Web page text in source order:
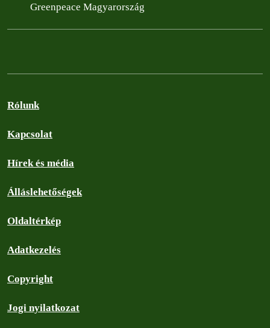
Greenpeace Magyarország
Rólunk
Kapcsolat
Hírek és média
Álláslehetőségek
Oldaltérkép
Adatkezelés
Copyright
Jogi nyilatkozat